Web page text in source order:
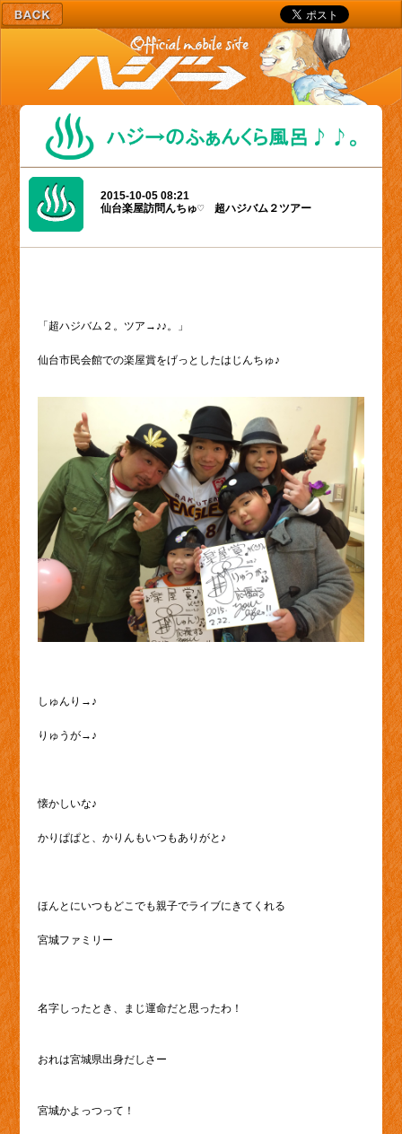
2015-10-05 08:21
仙台楽屋訪問んちゅ♡ 超ハジバム２ツアー
「超ハジバム２。ツア→♪♪。」
仙台市民会館での楽屋賞をげっとしたはじんちゅ♪
しゅんり→♪
りゅうが→♪
懐かしいな♪
かりぱぱと、かりんもいつもありがと♪
ほんとにいつもどこでも親子でライブにきてくれる
宮城ファミリー
名字しったとき、まじ運命だと思ったわ！
おれは宮城県出身だしさー
宮城かよっつって！